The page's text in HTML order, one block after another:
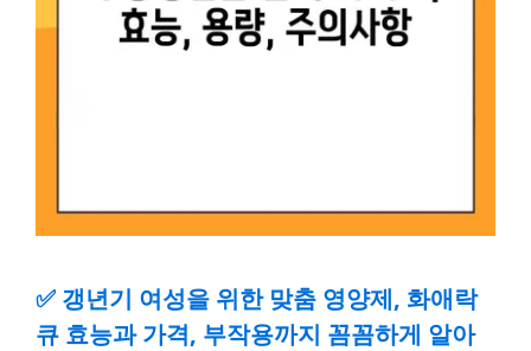
✅ 갱년기 여성을 위한 맞춤 영양제, 화애락
큐 효능과 가격, 부작용까지 꼼꼼하게 알아